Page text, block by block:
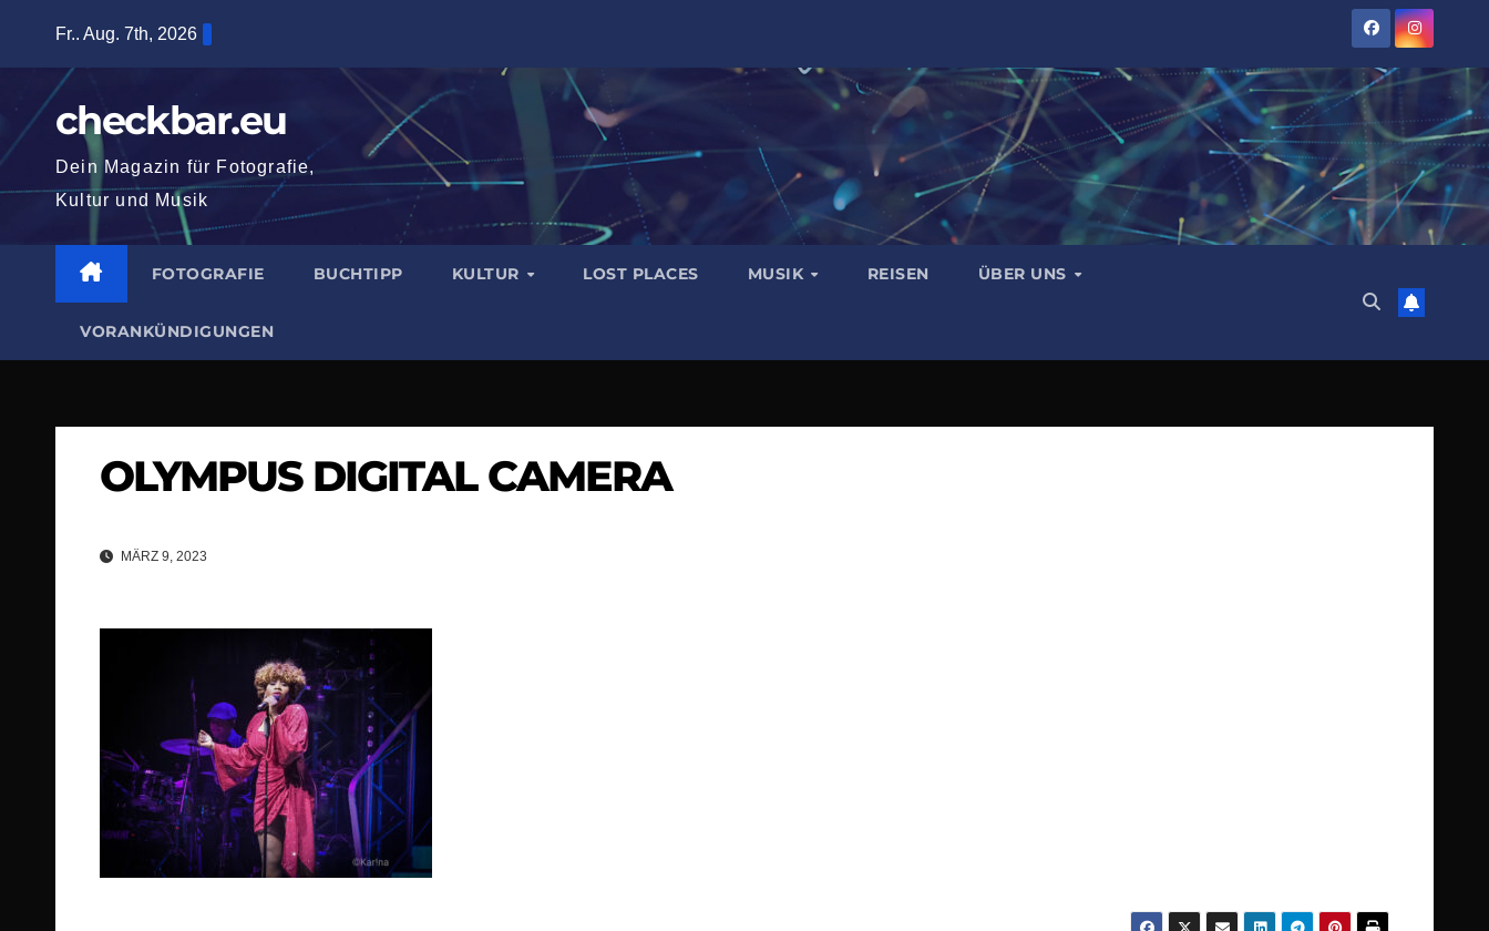
springen
Fr.. Aug. 7th, 2026
checkbar.eu
Dein Magazin für Fotografie,
Kultur und Musik
FOTOGRAFIE BUCHTIPP KULTUR LOST PLACES MUSIK REISEN ÜBER UNS
VORANKÜNDIGUNGEN
OLYMPUS DIGITAL CAMERA
MÄRZ 9, 2023